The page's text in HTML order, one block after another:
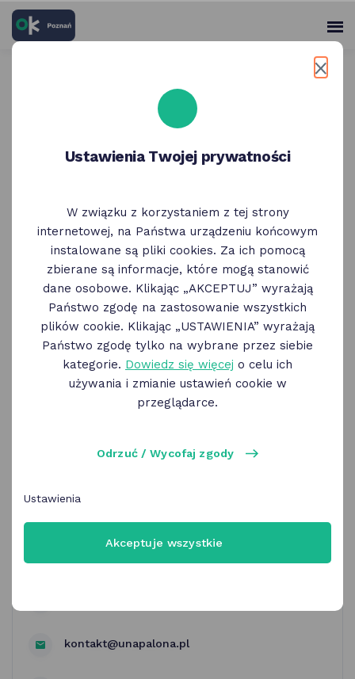
skróty
głównych
Panel
Bean&Coffee | herbata Una
Parzona
kontakt@unapalona.pl
Ustawienia Twojej prywatności
W związku z korzystaniem z tej strony
internetowej, na Państwa urządzeniu końcowym
instalowane są pliki cookies. Za ich pomocą
zbierane są informacje, które mogą stanowić
dane osobowe. Klikając „AKCEPTUJ” wyrażają
Państwo zgodę na zastosowanie wszystkich
plików cookie. Klikając „USTAWIENIA” wyrażają
Państwo zgodę tylko na wybrane przez siebie
kategorie. Dowiedz się więcej o celu ich
używania i zmianie ustawień cookie w
przeglądarce.
Odrzuć / Wycofaj zgody
Ustawienia
Akceptuje wszystkie